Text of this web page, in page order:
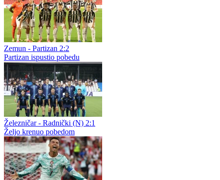
Zemun - Partizan 2:2
Partizan ispustio pobedu
Železničar - Radnički (N) 2:1
Željo krenuo pobedom